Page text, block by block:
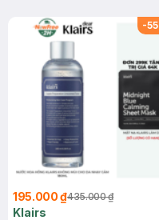
-55
195.000 ₫435.000 ₫
Klairs